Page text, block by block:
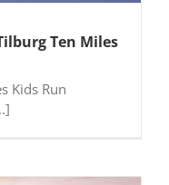
Ten Miles
Kids Run